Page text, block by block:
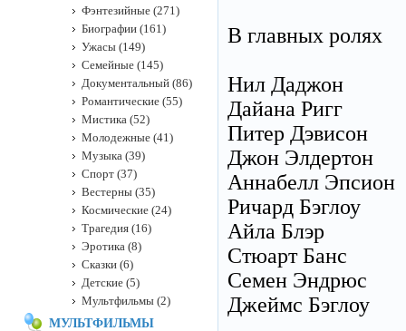
В главных ролях
Нил Даджон
Дайана Ригг
Питер Дэвисон
Джон Элдертон
Аннабелл Эпсион
Ричард Бэглоу
Айла Блэр
Стюарт Банс
Семен Эндрюс
Джеймс Бэглоу
Фэнтезийные (271)
Биографии (161)
Ужасы (149)
Семейные (145)
Документальный (86)
Романтические (55)
Мистика (52)
Молодежные (41)
Музыка (39)
Спорт (37)
Вестерны (35)
Космические (24)
Трагедия (16)
Эротика (8)
Сказки (6)
Детские (5)
Мультфильмы (2)
МУЛЬТФИЛЬМЫ